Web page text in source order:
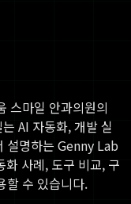
스마일 안과의원의
는 AI 자동화, 개발 실
설명하는 Genny Lab
화 사례, 도구 비교, 구
할 수 있습니다.